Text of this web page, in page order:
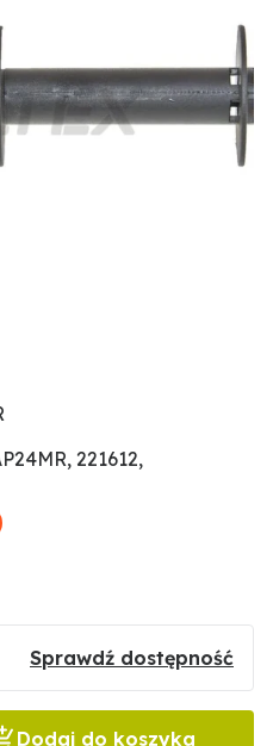
221612,
Sprawdź dostępność
Dodaj do koszyka